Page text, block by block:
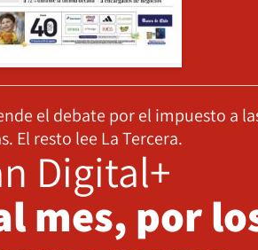
el debate por el impuesto a
El resto lee La Tercera.
Digital+
mes, por